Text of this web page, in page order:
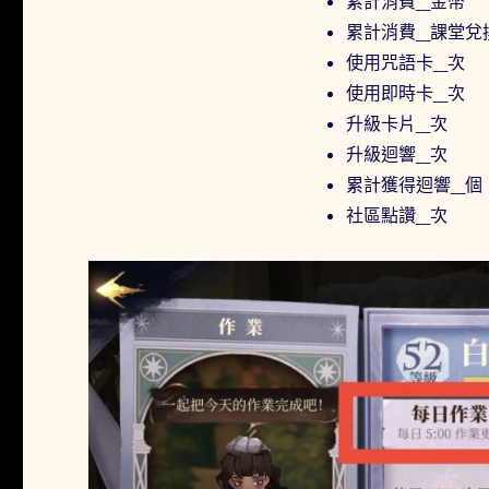
累計消費_課堂兌
使用咒語卡_次
使用即時卡_次
升級卡片_次
升級迴響_次
累計獲得迴響_個
社區點讚_次